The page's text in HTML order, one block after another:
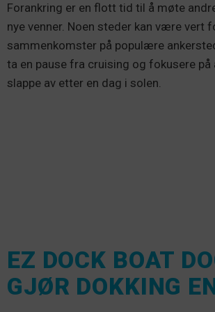
Forankring er en flott tid til å møte
nye venner. Noen steder kan være vert
sammenkomster på populære
ta en pause fra cruising og fokusere på
slappe av etter en dag i solen.
EZ DOCK BOAT
GJØR DOKKING